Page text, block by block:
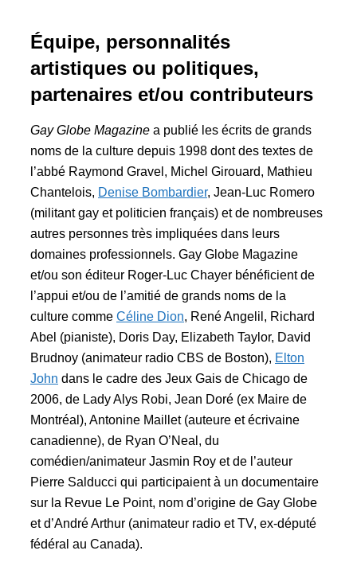
Équipe, personnalités
artistiques ou politiques,
partenaires et/ou contributeurs
Gay Globe Magazine a publié les écrits de grands
noms de la culture depuis 1998 dont des textes de
l’abbé Raymond Gravel, Michel Girouard, Mathieu
Chantelois, Denise Bombardier, Jean-Luc Romero
(militant gay et politicien français) et de nombreuses
autres personnes très impliquées dans leurs
domaines professionnels. Gay Globe Magazine
et/ou son éditeur Roger-Luc Chayer bénéficient de
l’appui et/ou de l’amitié de grands noms de la
culture comme Céline Dion, René Angelil, Richard
Abel (pianiste), Doris Day, Elizabeth Taylor, David
Brudnoy (animateur radio CBS de Boston), Elton
John dans le cadre des Jeux Gais de Chicago de
2006, de Lady Alys Robi, Jean Doré (ex Maire de
Montréal), Antonine Maillet (auteure et écrivaine
canadienne), de Ryan O’Neal, du
comédien/animateur Jasmin Roy et de l’auteur
Pierre Salducci qui participaient à un documentaire
sur la Revue Le Point, nom d’origine de Gay Globe
et d’André Arthur (animateur radio et TV, ex-député
fédéral au Canada).